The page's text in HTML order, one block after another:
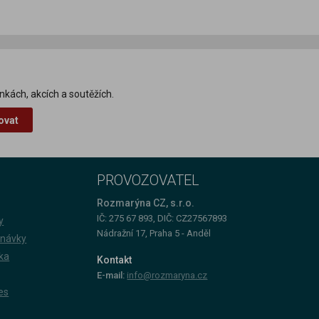
akcích a soutěžích.
PROVOZOVATEL
Rozmarýna CZ, s.r.o.
IČ: 275 67 893, DIČ: CZ27567893
Nádražní 17, Praha 5 - Anděl
Kontakt
E-mail: info@rozmaryna.cz